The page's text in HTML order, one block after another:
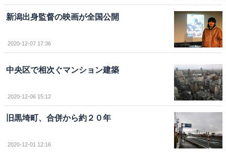
新潟出身監督の映画が全国公開
2020-12-07 17:36
中央区で相次ぐマンション建築
2020-12-06 15:12
旧黒埼町、合併から約２０年
2020-12-01 12:16